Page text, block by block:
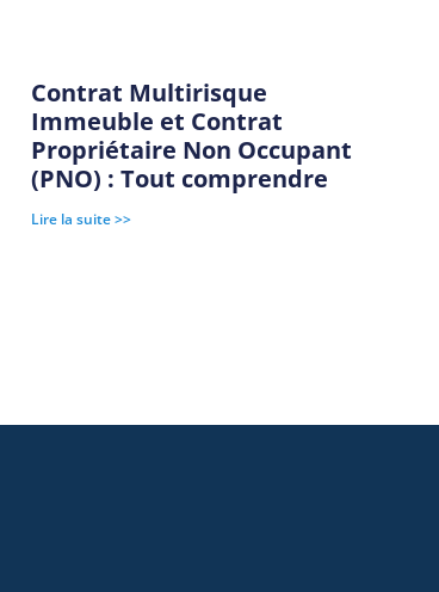
Contrat Multirisque
Immeuble et Contrat
Propriétaire Non Occupant
(PNO) : Tout comprendre
Lire la suite >>